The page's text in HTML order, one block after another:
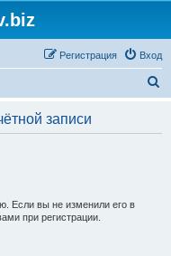
Вход
Регистрация
записи
Если вы не изменили его в
при регистрации.